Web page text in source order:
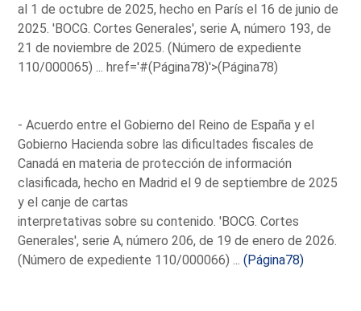
al 1 de octubre de 2025, hecho en París el 16 de junio de
2025. 'BOCG. Cortes Generales', serie A, número 193, de
21 de noviembre de 2025. (Número de expediente
110/000065) ...href='#(Página78)'>(Página78)
- Acuerdo entre el Gobierno del Reino de España y el
Gobierno Hacienda sobre las dificultades fiscales de
Canadá en materia de protección de información
clasificada, hecho en Madrid el 9 de septiembre de 2025
y el canje de cartas
interpretativas sobre su contenido. 'BOCG. Cortes
Generales', serie A, número 206, de 19 de enero de 2026.
(Número de expediente 110/000066) ...(Página78)